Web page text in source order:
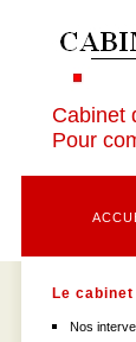
Cabinet
Pour
Le cabinet
Nos